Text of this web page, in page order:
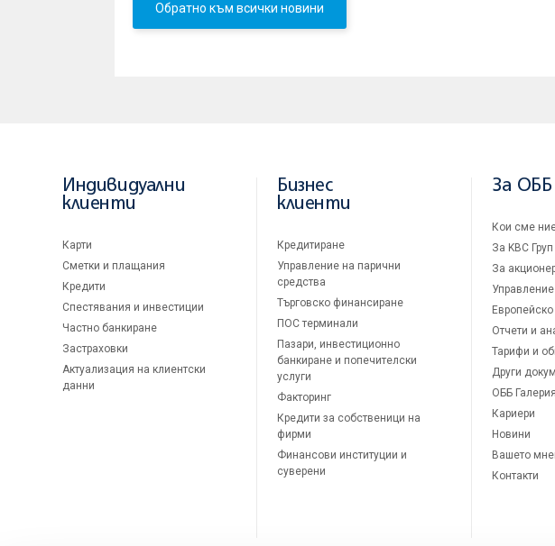
Обратно към всички новини
Индивидуални
клиенти
Карти
Сметки и плащания
Кредити
Спестявания и инвестиции
Частно банкиране
Застраховки
Актуализация на клиентски
данни
Бизнес
клиенти
Кредитиране
Управление на парични
средства
Търговско финансиране
ПОС терминали
Пазари, инвестиционно
банкиране и попечителски
услуги
Факторинг
Кредити за собственици на
фирми
Финансови институции и
суверени
За ОББ
Кои сме
За KBC Груп
За
Управление
Отчети и
Тарифи и
Други
ОББ Галерия
Кариери
Новини
Вашето
Контакти